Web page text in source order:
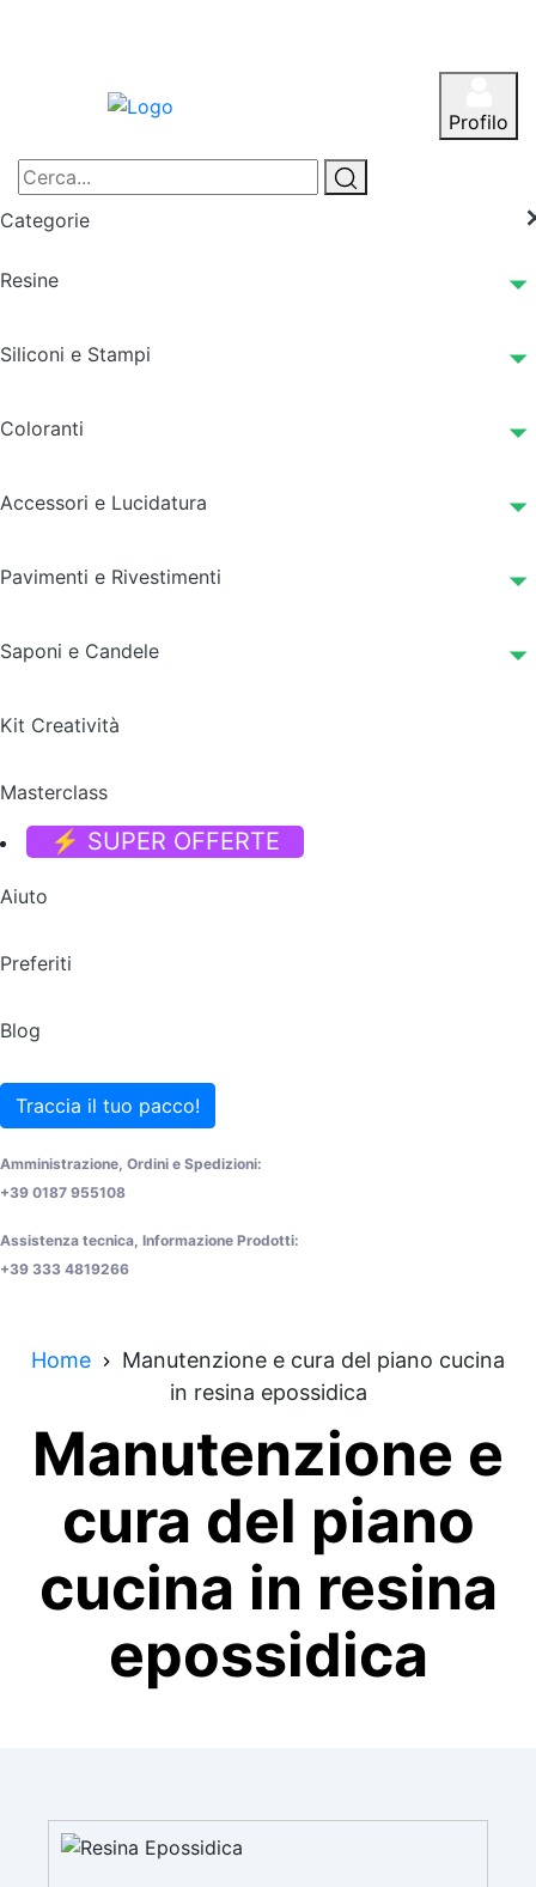
Profilo
Categorie
Resine
Siliconi e Stampi
Coloranti
Accessori e Lucidatura
Pavimenti e Rivestimenti
Saponi e Candele
Kit Creatività
Masterclass
⚡ SUPER OFFERTE
Aiuto
Preferiti
Blog
Traccia il tuo pacco!
Amministrazione, Ordini e Spedizioni:
+39 0187 955108
Assistenza tecnica, Informazione Prodotti:
+39 333 4819266
Home
Manutenzione e cura del piano cucina
in resina epossidica
Manutenzione e
cura del piano
cucina in resina
epossidica